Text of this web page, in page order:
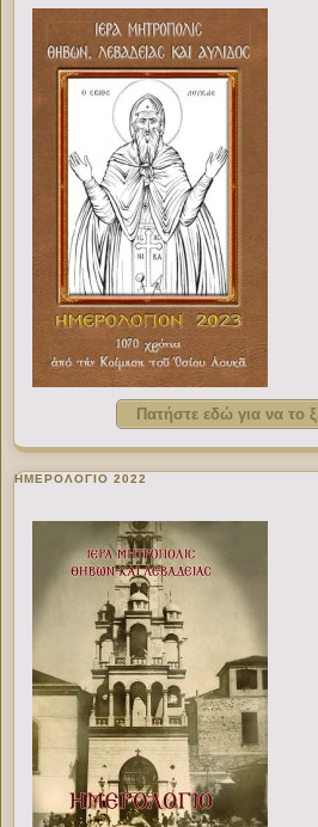
Πατήστε εδώ για να το
ΗΜΕΡΟΛΟΓΙΟ 2022